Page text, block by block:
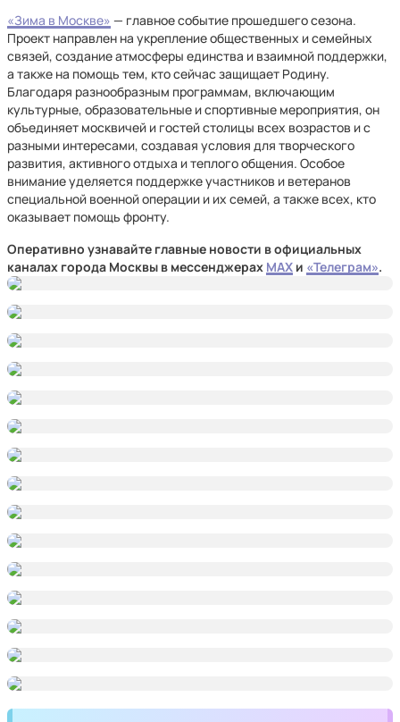
«Зима в Москве» — главное событие прошедшего сезона.
Проект направлен на укрепление общественных и семейных
связей, создание атмосферы единства и взаимной поддержки,
а также на помощь тем, кто сейчас защищает Родину.
Благодаря разнообразным программам, включающим
культурные, образовательные и спортивные мероприятия, он
объединяет москвичей и гостей столицы всех возрастов и с
разными интересами, создавая условия для творческого
развития, активного отдыха и теплого общения. Особое
внимание уделяется поддержке участников и ветеранов
специальной военной операции и их семей, а также всех, кто
оказывает помощь фронту.
Оперативно узнавайте главные новости в официальных
каналах города Москвы в мессенджерах MAX и «Телеграм».